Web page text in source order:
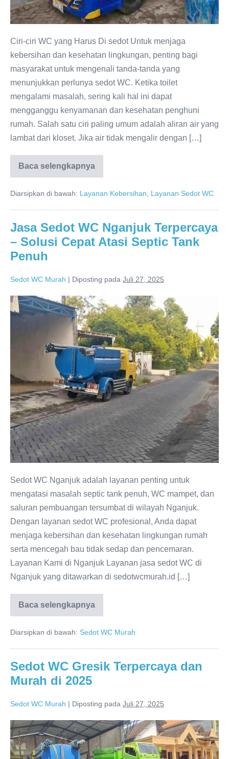
Ciri-ciri WC yang Harus Di sedot Untuk menjaga
kebersihan dan kesehatan lingkungan, penting bagi
masyarakat untuk mengenali tanda-tanda yang
menunjukkan perlunya sedot WC. Ketika toilet
mengalami masalah, sering kali hal ini dapat
mengganggu kenyamanan dan kesehatan penghuni
rumah. Salah satu ciri paling umum adalah aliran air yang
lambat dari kloset. Jika air tidak mengalir dengan […]
Baca selengkapnya
Sedot
WC
Malang
Cepat
Diarsipkan di bawah: Layanan Kebersihan, Layanan Sedot WC
Jasa Sedot WC Nganjuk Terpercaya
– Solusi Cepat Atasi Septic Tank
Penuh
Sedot WC Murah | Diposting pada Juli 27, 2025
Jasa
Sedot
Solusi
Cepat
Atasi
Septic
Tank
Penuh
Sedot WC Nganjuk adalah layanan penting untuk
mengatasi masalah septic tank penuh, WC mampet, dan
saluran pembuangan tersumbat di wilayah Nganjuk.
Dengan layanan sedot WC profesional, Anda dapat
menjaga kebersihan dan kesehatan lingkungan rumah
serta mencegah bau tidak sedap dan pencemaran.
Layanan Kami di Nganjuk Layanan jasa sedot WC di
Nganjuk yang ditawarkan di sedotwcmurah.id […]
Baca selengkapnya
Jasa
Sedot
Nganjuk
–
Cepat
Atasi
Septic
Diarsipkan di bawah: Sedot WC Murah
Sedot WC Gresik Terpercaya dan
Murah di 2025
Sedot WC Murah | Diposting pada Juli 27, 2025
Sedot
WC
Gresik